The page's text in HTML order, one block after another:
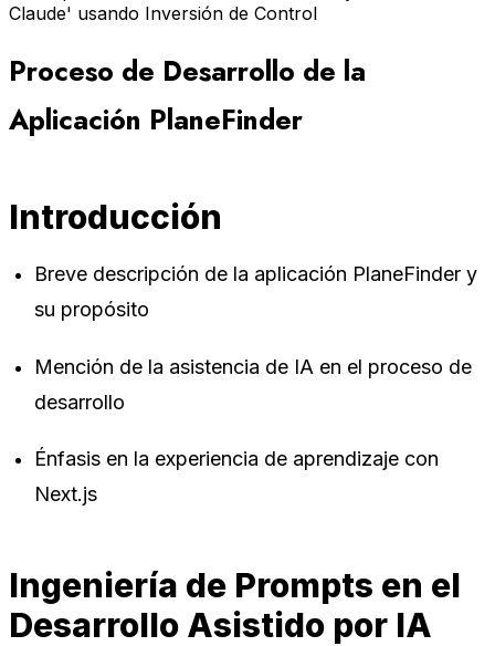
Claude' usando Inversión de Control
Proceso de Desarrollo de la
Aplicación PlaneFinder
Introducción
Breve descripción de la aplicación PlaneFinder y
su propósito
Mención de la asistencia de IA en el proceso de
desarrollo
Énfasis en la experiencia de aprendizaje con
Next.js
Ingeniería de Prompts en el
Desarrollo Asistido por IA